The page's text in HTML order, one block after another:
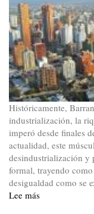
acabar
con
el
modelo
neoliberal
Históricamente,
industrialización, la
imperó desde finales
actualidad, este
desindustrialización y
formal, trayendo
desigualdad como se
Lee más